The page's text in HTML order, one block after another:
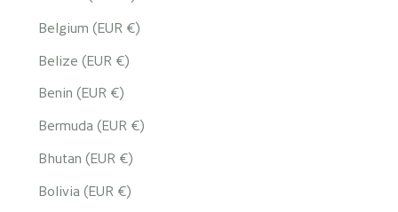
Belgium (EUR €)
Belize (EUR €)
Benin (EUR €)
Bermuda (EUR €)
Bhutan (EUR €)
Bolivia (EUR €)